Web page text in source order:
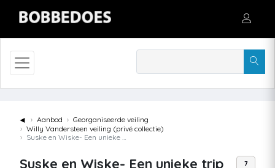
◄ Aanbod
Georganiseerde veiling
Willy Vandersteen veiling (privé collectie)
Suske en Wiske- Een unieke trip door het Kalmthout van Willy Vandersteen- Portfolio - 2023
Suske en Wiske- Een unieke trip
7